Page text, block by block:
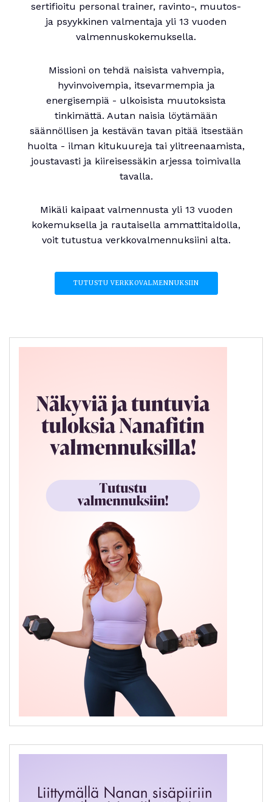
sertifioitu personal trainer, ravinto-, muutos-
ja psyykkinen valmentaja yli 13 vuoden
valmennuskokemuksella.
Missioni on tehdä naisista vahvempia,
hyvinvoivempia, itsevarmempia ja
energisempiä - ulkoisista muutoksista
tinkimättä. Autan naisia löytämään
säännöllisen ja kestävän tavan pitää itsestään
huolta - ilman kitukuureja tai ylitreenaamista,
joustavasti ja kiireisessäkin arjessa toimivalla
tavalla.
Mikäli kaipaat valmennusta yli 13 vuoden
kokemuksella ja rautaisella ammattitaidolla,
voit tutustua verkkovalmennuksiini alta.
TUTUSTU VERKKOVALMENNUKSIIN